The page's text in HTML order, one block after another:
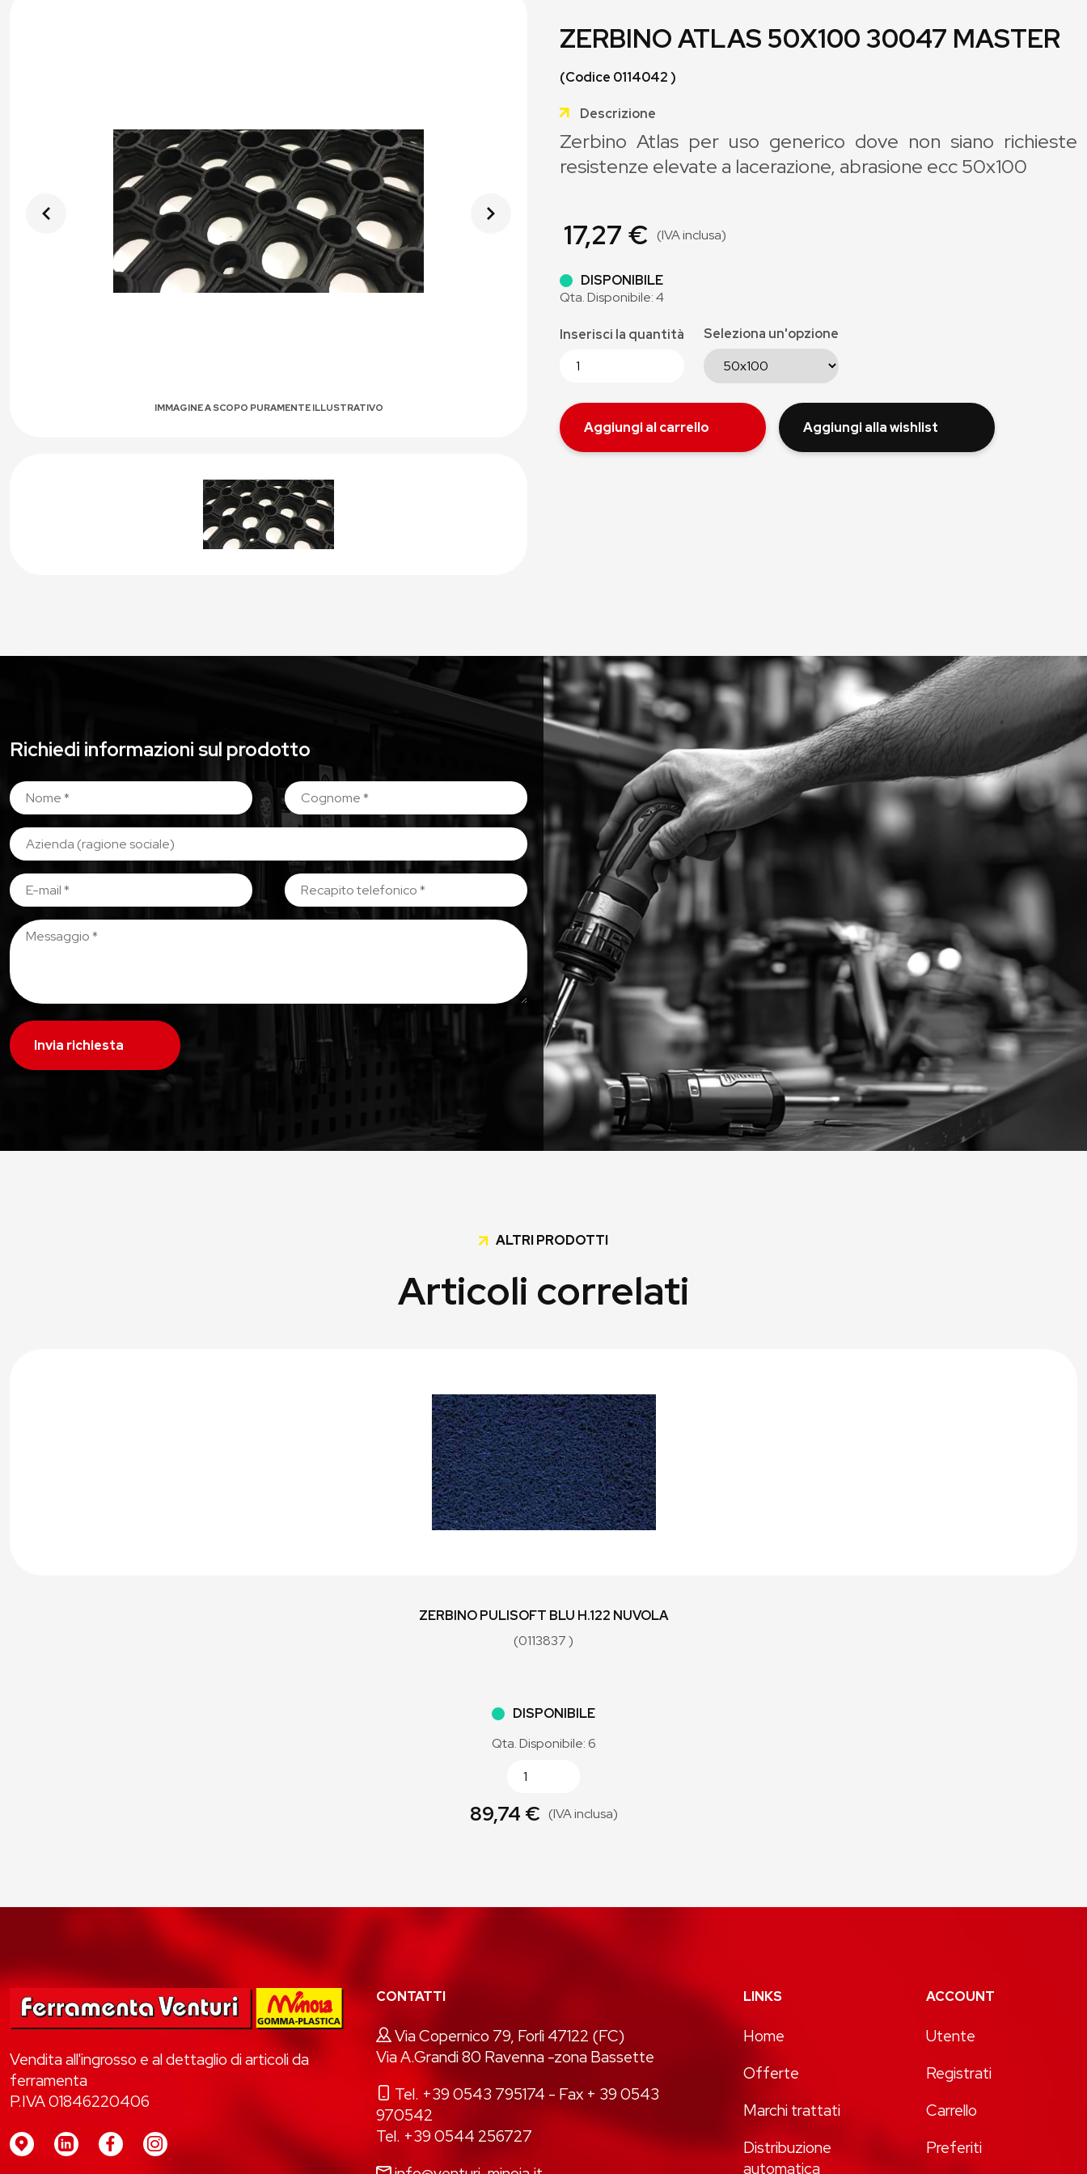
IMMAGINE A SCOPO PURAMENTE ILLUSTRATIVO
ZERBINO ATLAS 50X100 30047 MASTER
(Codice 0114042 )
Descrizione
Zerbino Atlas per uso generico dove non siano richieste
resistenze elevate a lacerazione, abrasione ecc 50x100
17,27 € (IVA inclusa)
DISPONIBILE
Qta. Disponibile: 4
Inserisci la quantità Seleziona un'opzione
Aggiungi al carrello Aggiungi alla wishlist
Richiedi informazioni sul prodotto
Invia richiesta
ALTRI PRODOTTI
Articoli correlati
ZERBINO PULISOFT BLU H.122 NUVOLA
(0113837 )
DISPONIBILE
Qta. Disponibile: 6
89,74 € (IVA inclusa)
Vendita all'ingrosso e al dettaglio di articoli da
ferramenta
P.IVA 01846220406
CONTATTI
Via Copernico 79, Forlì 47122 (FC)
Via A.Grandi 80 Ravenna -zona Bassette
Tel. +39 0543 795174 - Fax + 39 0543
970542
Tel. +39 0544 256727
LINKS
Home
Offerte
Marchi trattati
Distribuzione
automatica
ACCOUNT
Utente
Registrati
Carrello
Preferiti